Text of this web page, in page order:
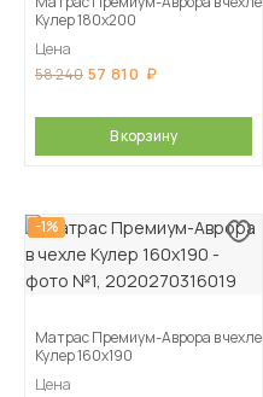
Кулер 180х200
Цена
58 240 57 810
В корзину
-1%
Матрас Премиум-Аврора в чехле
Кулер 160х190
Цена